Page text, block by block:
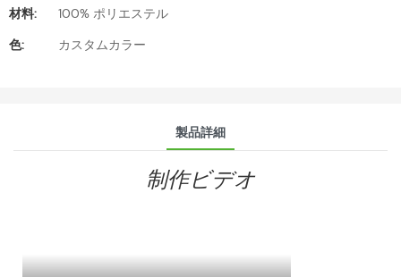
材料:
100% ポリエステル
色:
カスタムカラー
製品詳細
制作ビデオ